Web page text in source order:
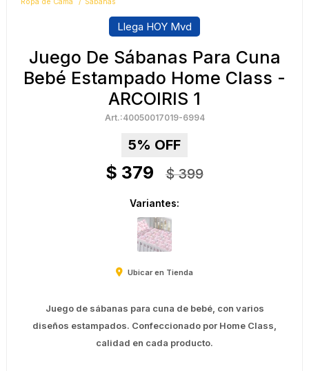
Ropa de Cama Sábanas
Llega HOY Mvd
Juego De Sábanas Para Cuna
Bebé Estampado Home Class -
ARCOIRIS 1
40050017019-6994
5
$ 379 $ 399
Variantes:
Ubicar en Tienda
Juego de sábanas para cuna de bebé, con varios
diseños estampados. Confeccionado por Home Class,
calidad en cada producto.